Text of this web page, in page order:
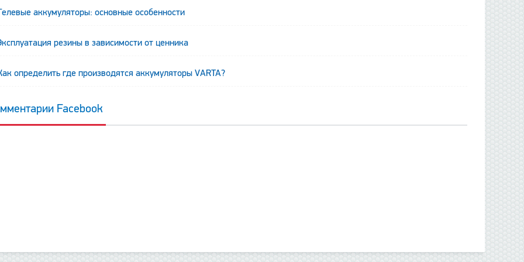
аккумуляторы: основные особенности
резины в зависимости от ценника
определить где производятся аккумуляторы VARTA?
Facebook